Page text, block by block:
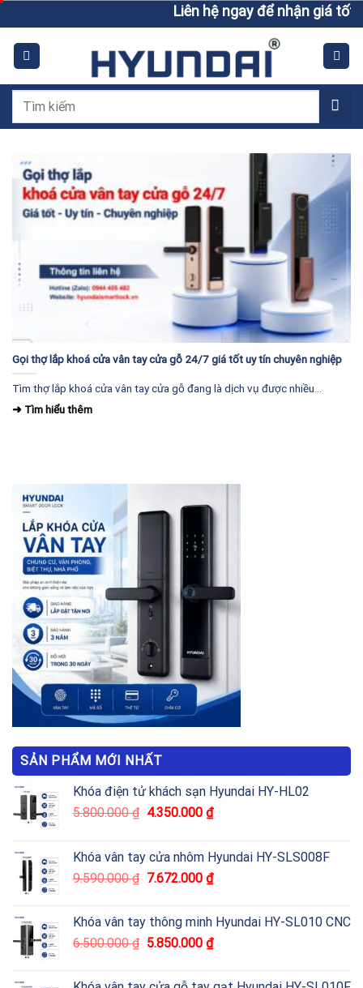
to
content
Liên hệ ngay để nhận giá tốt
Tìm
Gọi thợ lắp khoá cửa vân tay cửa gỗ 24/7 giá tốt uy tín chuyên nghiệp
Tìm thợ lắp khoá cửa vân tay cửa gỗ đang là dịch vụ được nhiều...
SẢN PHẨM MỚI NHẤT
Khóa điện tử khách sạn Hyundai HY-HL02
5.800.000₫ 4.350.000 ₫
Khóa vân tay cửa nhôm Hyundai HY-SLS008F
9.590.000₫ 7.672.000 ₫
Khóa vân tay thông minh Hyundai HY-SL010 CNC
6.500.000₫ 5.850.000 ₫